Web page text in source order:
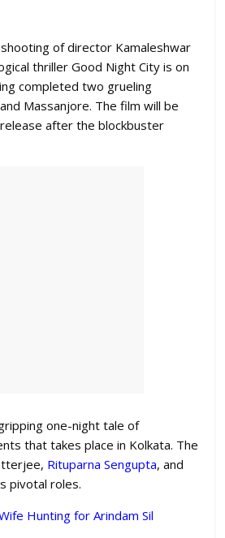
of director Kamaleshwar
thriller Good Night City is on
completed two grueling
Massanjore. The film will be
after the blockbuster
one-night tale of
that takes place in Kolkata. The
Rituparna Sengupta, and
pivotal roles.
Hunting for Arindam Sil